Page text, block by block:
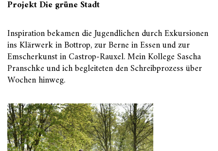
Projekt Die grüne Stadt
Inspiration bekamen die Jugendlichen durch Exkursionen
ins Klärwerk in Bottrop, zur Berne in Essen und zur
Emscherkunst in Castrop-Rauxel. Mein Kollege Sascha
Pranschke und ich begleiteten den Schreibprozess über
Wochen hinweg.